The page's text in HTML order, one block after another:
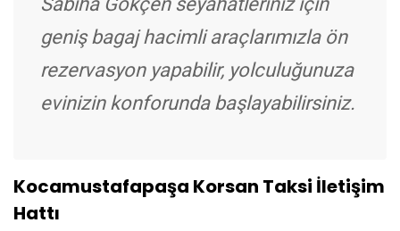
geniş bagaj hacimli araçlarımızla ön
rezervasyon yapabilir, yolculuğunuza
evinizin konforunda başlayabilirsiniz.
Kocamustafapaşa Korsan Taksi İletişim
Hattı